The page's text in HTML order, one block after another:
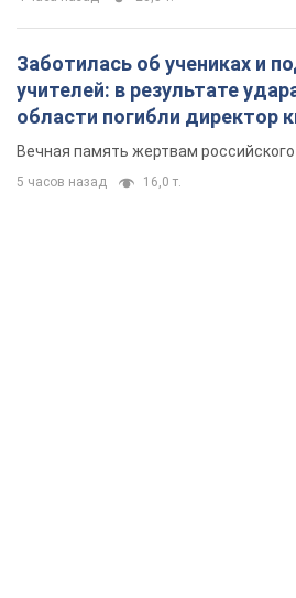
Заботилась об учениках и
учителей: в результате
области погибли директор
муж и внук
Вечная память жертвам
5 часов назад 16,0 т.